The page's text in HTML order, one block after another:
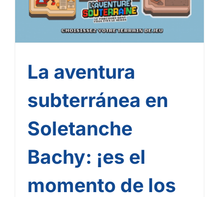
operarios y técnicos!
La aventura
subterránea en
Soletanche
Bachy: ¡es el
momento de los